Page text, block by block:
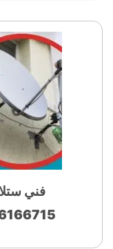
فني
66166715 تركيب وصيانة